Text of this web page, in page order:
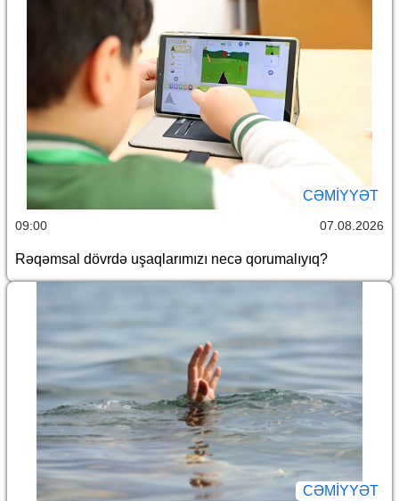
CƏMİYYƏT
09:00 07.08.2026
Rəqəmsal dövrdə uşaqlarımızı necə qorumalıyıq?
CƏMİYYƏT